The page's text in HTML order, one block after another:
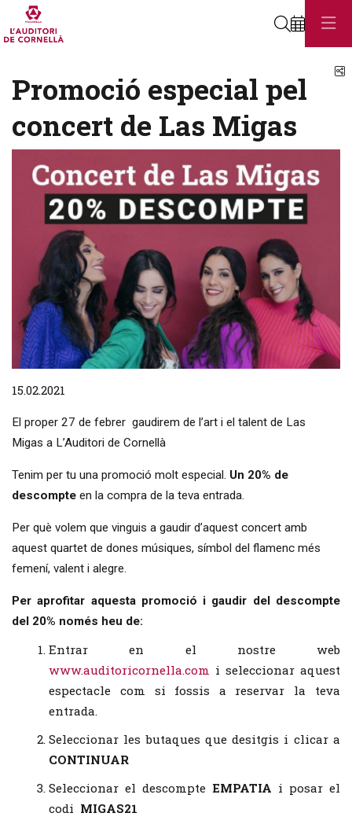
Cerca
Promoció especial pel
concert de Las Migas
15.02.2021
El proper 27 de febrer gaudirem de l’art i el talent de Las
Migas a L’Auditori de Cornellà
Tenim per tu una promoció molt especial. Un 20% de
descompte en la compra de la teva entrada.
Per què volem que vinguis a gaudir d’aquest concert amb
aquest quartet de dones músiques, símbol del flamenc més
femení, valent i alegre.
Per aprofitar aquesta promoció i gaudir del descompte
del 20% només heu de:
Entrar en el nostre web
www.auditoricornella.com i seleccionar aquest
espectacle com si fossis a reservar la teva
entrada.
Seleccionar les butaques que desitgis i clicar a
CONTINUAR
Seleccionar el descompte EMPATIA i posar el
codi MIGAS21